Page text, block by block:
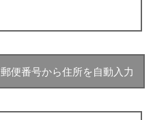
郵便番号から住所を自動入力